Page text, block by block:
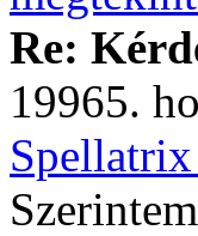
Re:
19965.
Spellatrix